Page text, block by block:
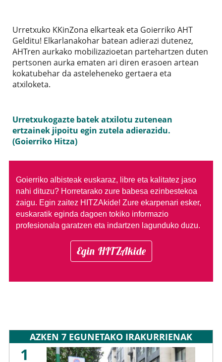
Urretxuko KKinZona elkarteak eta Goierriko AHT
Gelditu! Elkarlanakohar batean adierazi dutenez,
AHTren aurkako mobilizazioetan partehartzen duten
pertsonen aurka ematen ari diren erasoen artean
kokatubehar da asteleheneko gertaera eta
atxiloketa.
Urretxukogazte batek atxilotu zutenean
ertzainek jipoitu egin zutela adierazidu.
(Goierriko Hitza)
Goierriko albisteak euskaraz, libre eta kalitatez jaso
nahi dituzu? Horretarako zure babesa ezinbestekoa
zaigu. Egin zaitez HITZAkide! Zure ekarpenari esker,
euskaratik eginda dagoen tokiko informazio
profesionala garatzen eta indartzen lagunduko duzu.
Egin HITZAkide
AZKEN 7 EGUNETAKO IRAKURRIENAK
1